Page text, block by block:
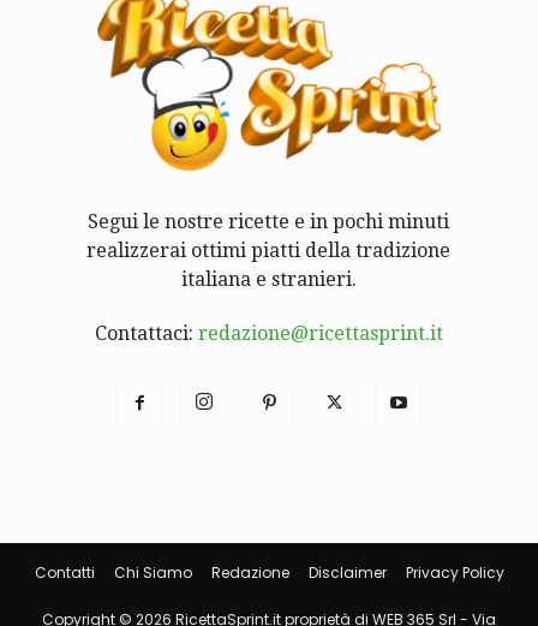
Segui le nostre ricette e in pochi minuti
realizzerai ottimi piatti della tradizione
italiana e stranieri.
Contattaci: redazione@ricettasprint.it
Contatti Chi Siamo Redazione Disclaimer Privacy Policy
Copyright © 2026 RicettaSprint.it proprietà di WEB 365 Srl - Via